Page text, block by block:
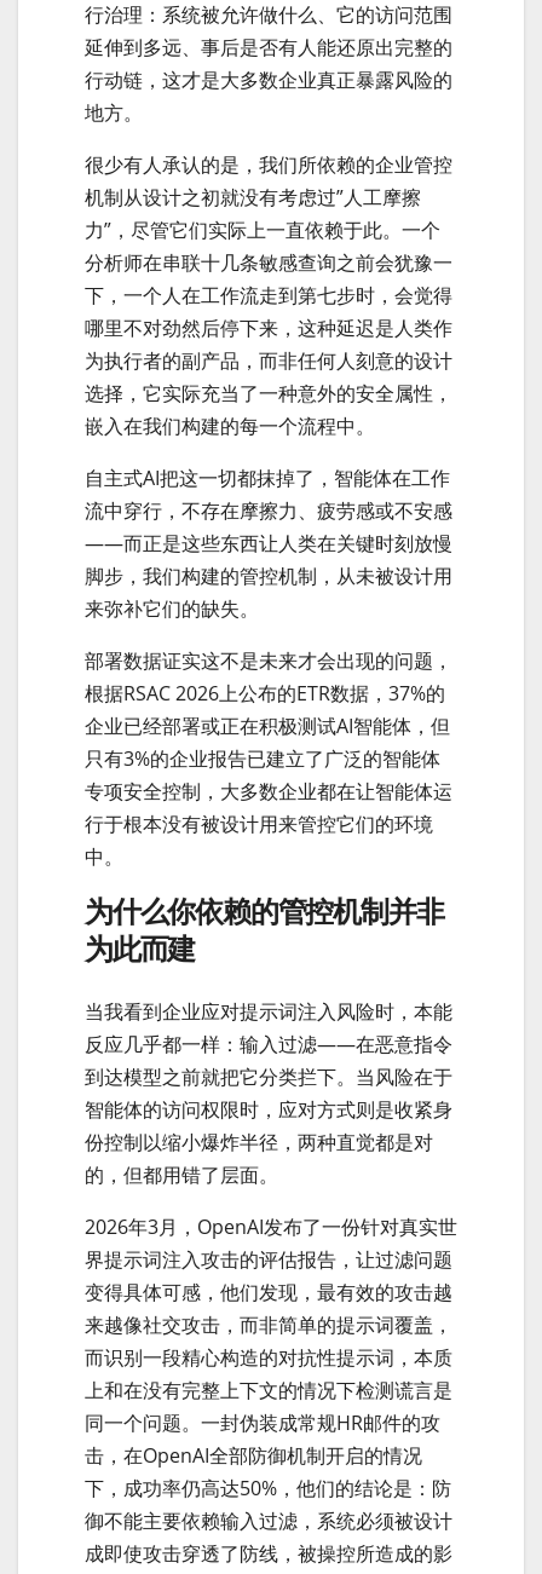
行治理：系统被允许做什么、它的访问范围
延伸到多远、事后是否有人能还原出完整的
行动链，这才是大多数企业真正暴露风险的
地方。
很少有人承认的是，我们所依赖的企业管控
机制从设计之初就没有考虑过”人工摩擦
力”，尽管它们实际上一直依赖于此。一个
分析师在串联十几条敏感查询之前会犹豫一
下，一个人在工作流走到第七步时，会觉得
哪里不对劲然后停下来，这种延迟是人类作
为执行者的副产品，而非任何人刻意的设计
选择，它实际充当了一种意外的安全属性，
嵌入在我们构建的每一个流程中。
自主式AI把这一切都抹掉了，智能体在工作
流中穿行，不存在摩擦力、疲劳感或不安感
——而正是这些东西让人类在关键时刻放慢
脚步，我们构建的管控机制，从未被设计用
来弥补它们的缺失。
部署数据证实这不是未来才会出现的问题，
根据RSAC 2026上公布的ETR数据，37%的
企业已经部署或正在积极测试AI智能体，但
只有3%的企业报告已建立了广泛的智能体
专项安全控制，大多数企业都在让智能体运
行于根本没有被设计用来管控它们的环境
中。
为什么你依赖的管控机制并非
为此而建
当我看到企业应对提示词注入风险时，本能
反应几乎都一样：输入过滤——在恶意指令
到达模型之前就把它分类拦下。当风险在于
智能体的访问权限时，应对方式则是收紧身
份控制以缩小爆炸半径，两种直觉都是对
的，但都用错了层面。
2026年3月，OpenAI发布了一份针对真实世
界提示词注入攻击的评估报告，让过滤问题
变得具体可感，他们发现，最有效的攻击越
来越像社交攻击，而非简单的提示词覆盖，
而识别一段精心构造的对抗性提示词，本质
上和在没有完整上下文的情况下检测谎言是
同一个问题。一封伪装成常规HR邮件的攻
击，在OpenAI全部防御机制开启的情况
下，成功率仍高达50%，他们的结论是：防
御不能主要依赖输入过滤，系统必须被设计
成即使攻击穿透了防线，被操控所造成的影